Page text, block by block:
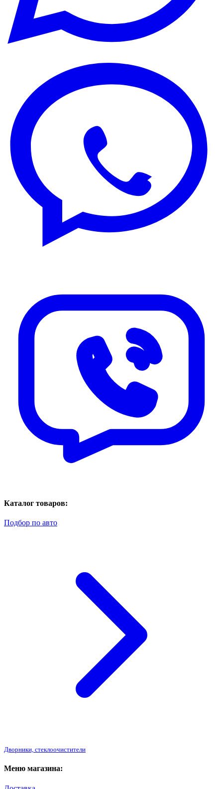
Каталог товаров:
Подбор по авто
Дворники, стеклоочистители
Меню магазина: